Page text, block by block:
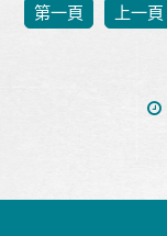
第一頁 上一頁